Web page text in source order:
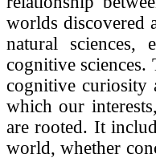
worlds discovered
natural sciences,
cognitive
cognitive curiosity
which our
are rooted. It
world, whether